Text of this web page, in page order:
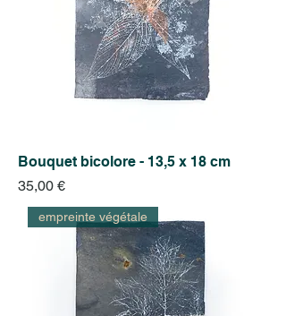
Bouquet bicolore - 13,5 x 18 cm
Prix
35,00 €
empreinte végétale